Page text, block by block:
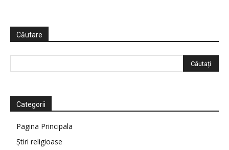
Căutare
Categorii
Pagina Principala
Știri religioase